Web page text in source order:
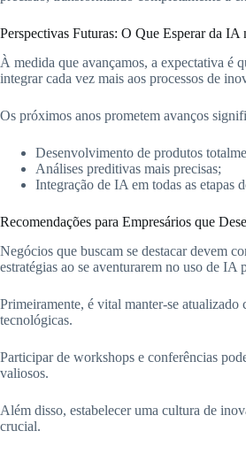
Perspectivas Futuras: O Que Esperar da IA
À medida que avançamos, a expectativa é
integrar cada vez mais aos processos de
Os próximos anos prometem avanços
Desenvolvimento de produtos
Análises preditivas mais precisas;
Integração de IA em todas as etapas
Recomendações para Empresários que
Negócios que buscam se destacar devem
estratégias ao se aventurarem no uso de IA
Primeiramente, é vital manter-se atualizado
tecnológicas.
Participar de workshops e conferências
valiosos.
Além disso, estabelecer uma cultura de
crucial.